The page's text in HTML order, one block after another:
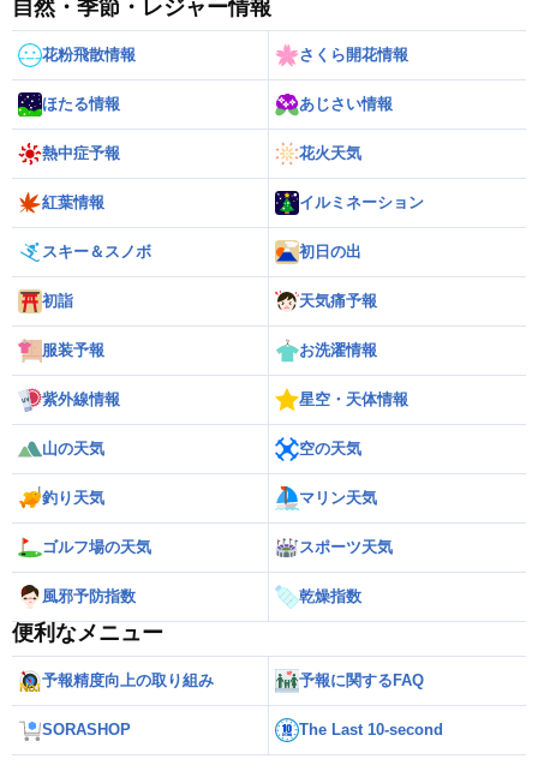
自然・季節・レジャー情報
花粉飛散情報 さくら開花情報
ほたる情報 あじさい情報
熱中症予報 花火天気
紅葉情報 イルミネーション
スキー＆スノボ 初日の出
初詣 天気痛予報
服装予報 お洗濯情報
紫外線情報 星空・天体情報
山の天気 空の天気
釣り天気 マリン天気
ゴルフ場の天気 スポーツ天気
風邪予防指数 乾燥指数
便利なメニュー
予報精度向上の取り組み 予報に関するFAQ
SORASHOP The Last 10-second